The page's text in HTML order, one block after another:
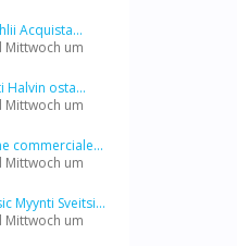
Acquista...
Mittwoch um
Halvin osta...
Mittwoch um
commerciale...
Mittwoch um
Myynti Sveitsi...
Mittwoch um